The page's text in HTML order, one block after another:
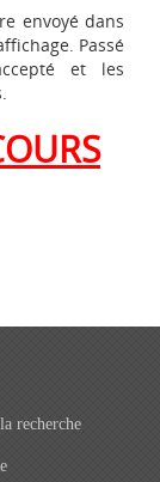
envoyé dans
Passé
et les
recherche